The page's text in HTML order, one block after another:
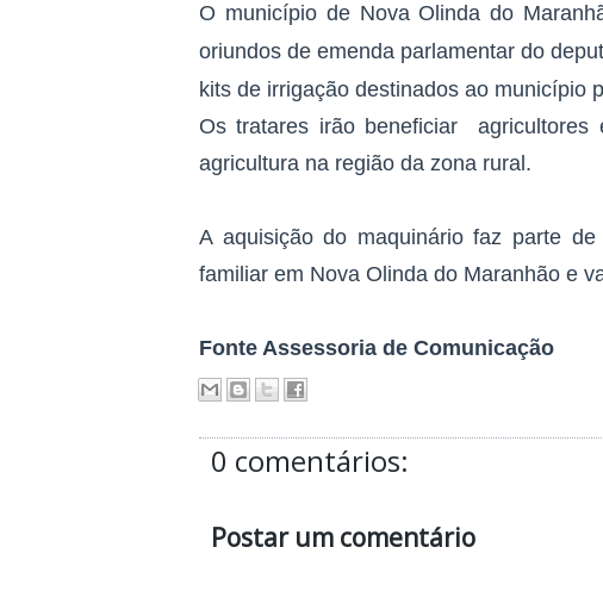
O município de Nova Olinda do
oriundos de emenda parlamentar do
kits de irrigação destinados ao município
Os tratares irão beneficiar
agricultura na região da zona rural.
A aquisição do maquinário faz parte
familiar em Nova Olinda do Maranhão e
Fonte Assessoria de Comunicação
0 comentários:
Postar um comentário